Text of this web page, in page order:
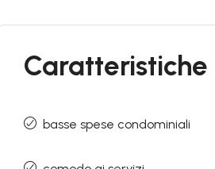
Caratteristiche
basse spese condominiali